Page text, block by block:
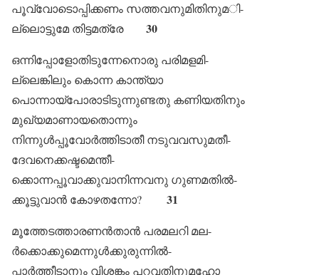
പൂവ്വോടൊപ്പിക്കണം സത്തവനുമിതിനുമി-
ല്ലൊട്ടുമേ തിട്ടമത്രേ
30
ഒന്നിപ്പോളോതിടുന്നേനൊരു പരിമളമി-
ല്ലെങ്കിലും കൊന്ന കാന്ത്യാ
പൊന്നായ്പോരാടിടുന്നുണ്ടതു കണിയതിനും
മുഖ്യമാണായതൊന്നും
നിന്നുൾപ്പൂവോർത്തിടാതീ നടുവവസുമതീ-
ദേവനെക്കഷ്ടമെന്തീ-
ക്കൊന്നപ്പൂവാക്കുവാനിന്നവനു ഗുണമതിൽ-
ക്കൂട്ടുവാൻ കോഴതന്നോ?
31
മൂത്തേടത്താരണൻതാൻ പരമലറി മല-
ർക്കൊക്കുമെന്നുൾക്കുരുന്നിൽ-
പ്പാർത്തീടാനും വിശങ്കം പറവതിനുമഹോ